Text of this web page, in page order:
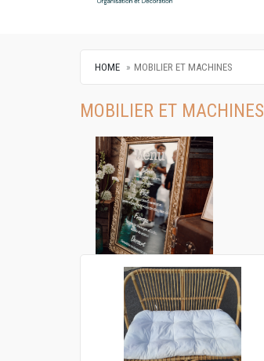
HOME MOBILIER ET MACHINES
MOBILIER ET MACHINES